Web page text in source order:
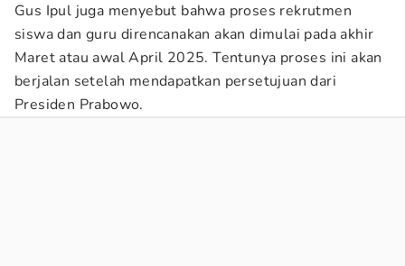
Gus Ipul juga menyebut bahwa proses rekrutmen
siswa dan guru direncanakan akan dimulai pada akhir
Maret atau awal April 2025. Tentunya proses ini akan
berjalan setelah mendapatkan persetujuan dari
Presiden Prabowo.